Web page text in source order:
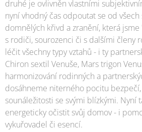
druhé je ovlivněn vlastními
nyní vhodný čas odpoutat se od
domnělých křivd a zranění, která
s rodiči, sourozenci či s dalšími členy
léčit všechny typy vztahů - i ty
Chiron sextil Venuše, Mars trigon
harmonizování rodinných a
dosáhneme niterného pocitu
sounáležitosti se svými blízkými. Nyní
energeticky očistit svůj domov - i
vykuřovadel či esencí.